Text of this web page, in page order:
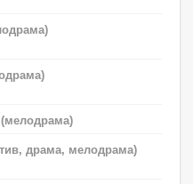
(мелодрама)
драма, мелодрама)